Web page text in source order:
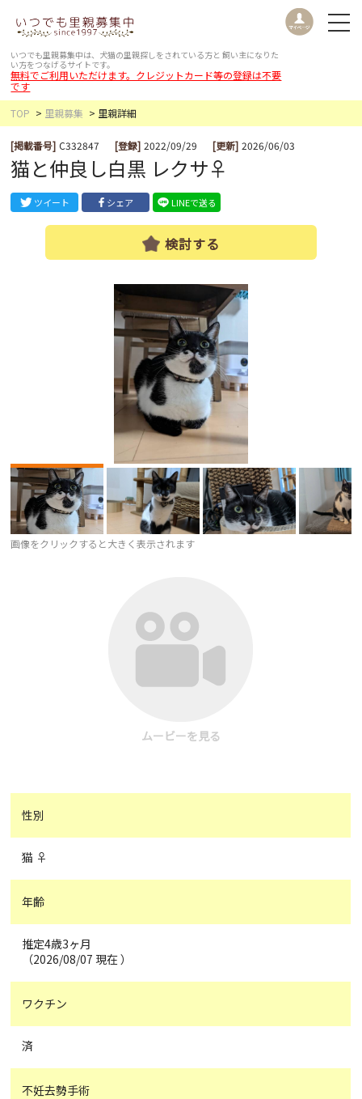
いつでも里親募集中は、犬猫の里親探しをされている方と 飼い主になりた
い方をつなげるサイトです。
無料でご利用いただけます。クレジットカード等の登録は不要
です
TOP
里親募集 里親詳細
[掲載番号] C332847 [登録] 2022/09/29 [更新] 2026/06/03
猫と仲良し白黒 レクサ♀
ツイート シェア LINEで送る
検討する
画像をクリックすると大きく表示されます
ムービーを見る
性別
猫 ♀
年齢
推定4歳3ヶ月
（2026/08/07 現在 ）
ワクチン
済
不妊去勢手術